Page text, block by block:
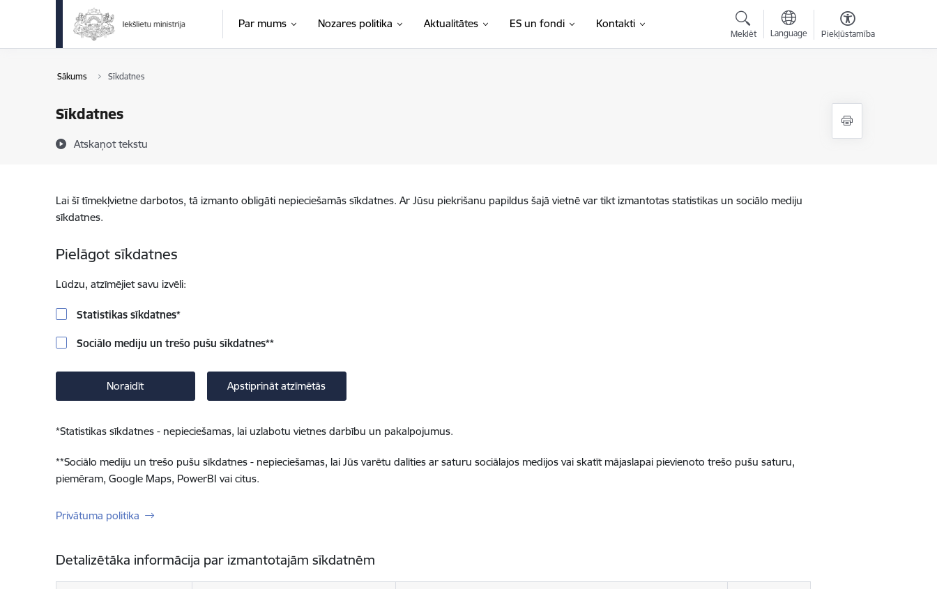
Pāriet uz lapas saturu
Par mums Nozares politika Aktualitātes ES un fondi Kontakti
Meklēt Language Piekļūstamība
Sākums Sīkdatnes
Sīkdatnes
Atskaņot tekstu
Lai šī tīmekļvietne darbotos, tā izmanto obligāti nepieciešamās sīkdatnes. Ar Jūsu piekrišanu papildus šajā vietnē var tikt izmantotas statistikas un sociālo mediju
sīkdatnes.
Pielāgot sīkdatnes
Lūdzu, atzīmējiet savu izvēli:
Statistikas sīkdatnes*
Sociālo mediju un trešo pušu sīkdatnes**
Noraidīt Apstiprināt atzīmētās
*Statistikas sīkdatnes - nepieciešamas, lai uzlabotu vietnes darbību un pakalpojumus.
**Sociālo mediju un trešo pušu sīkdatnes - nepieciešamas, lai Jūs varētu dalīties ar saturu sociālajos medijos vai skatīt mājaslapai pievienoto trešo pušu saturu,
piemēram, Google Maps, PowerBI vai citus.
Privātuma politika
Detalizētāka informācija par izmantotajām sīkdatnēm